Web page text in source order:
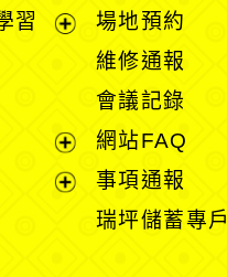
習
單
展
開
場地預約
維修通報
會議記錄
網站FAQ
事項通報
瑞坪儲蓄專戶